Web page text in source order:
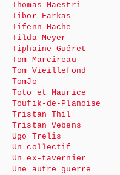
Thomas Maestri
Tibor Farkas
Tifenn Hache
Tilda Meyer
Tiphaine Guéret
Tom Marcireau
Tom Vieillefond
TomJo
Toto et Maurice
Toufik-de-Planoise
Tristan Thil
Tristan Vebens
Ugo Trelis
Un collectif
Un ex-tavernier
Une autre guerre